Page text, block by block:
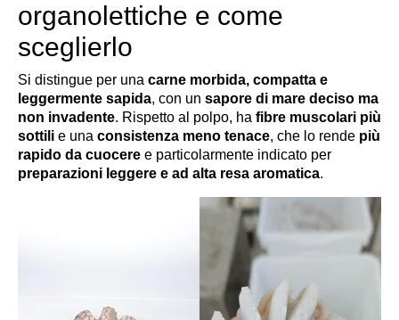
organolettiche e come
sceglierlo
Si distingue per una carne morbida, compatta e
leggermente sapida, con un sapore di mare deciso ma
non invadente. Rispetto al polpo, ha fibre muscolari più
sottili e una consistenza meno tenace, che lo rende più
rapido da cuocere e particolarmente indicato per
preparazioni leggere e ad alta resa aromatica.